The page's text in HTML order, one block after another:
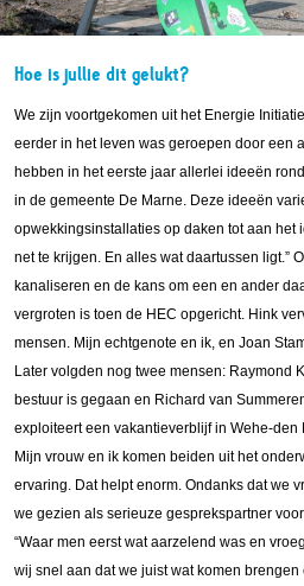
Hoe is jullie dit gelukt?
We zijn voortgekomen uit het Energie
eerder in het leven was geroepen door een
hebben in het eerste jaar allerlei ideeën
in de gemeente De Marne. Deze ideeën
opwekkingsinstallaties op daken tot aan het
net te krijgen. En alles wat daartussen ligt.”
kanaliseren en de kans om een en ander
vergroten is toen de HEC opgericht. Hink
mensen. Mijn echtgenote en ik, en Joan
Later volgden nog twee mensen: Raymond
bestuur is gegaan en Richard van
exploiteert een vakantieverblijf in Wehe-den
Mijn vrouw en ik komen beiden uit het
ervaring. Dat helpt enorm. Ondanks dat we
we gezien als serieuze gesprekspartner
“Waar men eerst wat aarzelend was en
wij snel aan dat we juist wat komen